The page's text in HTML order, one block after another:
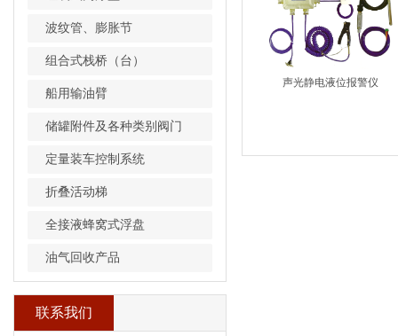
波纹管、膨胀节
组合式栈桥（台）
船用输油臂
储罐附件及各种类别阀门
定量装车控制系统
折叠活动梯
全接液蜂窝式浮盘
油气回收产品
联系我们
声光静电液位报警仪